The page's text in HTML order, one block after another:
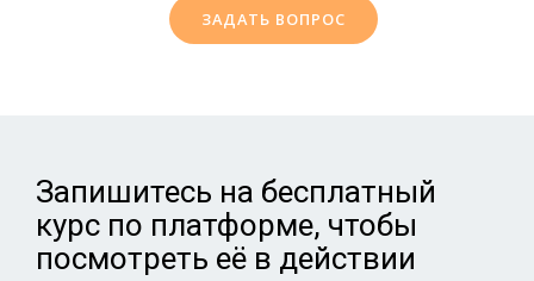
ЗАДАТЬ ВОПРОС
Запишитесь на бесплатный
курс по платформе, чтобы
посмотреть её в действии